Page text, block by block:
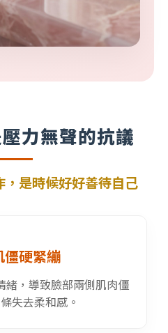
力無聲的抗議
是時候好好善待自己
僵硬緊繃
緒，導致臉部兩側肌肉僵
失去柔和感。